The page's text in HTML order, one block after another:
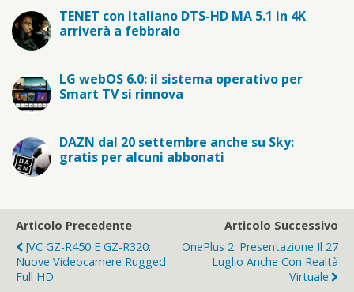
TENET con Italiano DTS-HD MA 5.1 in 4K
arriverà a febbraio
LG webOS 6.0: il sistema operativo per
Smart TV si rinnova
DAZN dal 20 settembre anche su Sky:
gratis per alcuni abbonati
Articolo Precedente
JVC GZ-R450 E GZ-R320:
Nuove Videocamere Rugged
Full HD
Articolo Successivo
OnePlus 2: Presentazione Il 27
Luglio Anche Con Realtà
Virtuale